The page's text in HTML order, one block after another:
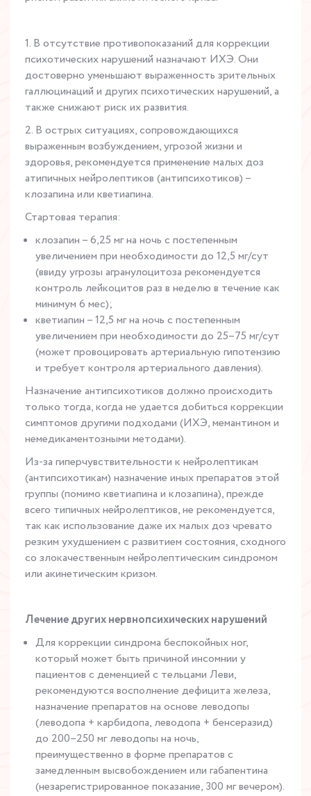
1. В отсутствие противопоказаний для коррекции
психотических нарушений назначают ИХЭ. Они
достоверно уменьшают выраженность зрительных
галлюцинаций и других психотических нарушений, а
также снижают риск их развития.
2. В острых ситуациях, сопровождающихся
выраженным возбуждением, угрозой жизни и
здоровья, рекомендуется применение малых доз
атипичных нейролептиков (антипсихотиков) –
клозапина или кветиапина.
Стартовая терапия:
клозапин – 6,25 мг на ночь с постепенным
увеличением при необходимости до 12,5 мг/сут
(ввиду угрозы агранулоцитоза рекомендуется
контроль лейкоцитов раз в неделю в течение как
минимум 6 мес);
кветиапин – 12,5 мг на ночь с постепенным
увеличением при необходимости до 25–75 мг/сут
(может провоцировать артериальную гипотензию
и требует контроля артериального давления).
Назначение антипсихотиков должно происходить
только тогда, когда не удается добиться коррекции
симптомов другими подходами (ИХЭ, мемантином и
немедикаментозными методами).
Из-за гиперчувствительности к нейролептикам
(антипсихотикам) назначение иных препаратов этой
группы (помимо кветиапина и клозапина), прежде
всего типичных нейролептиков, не рекомендуется,
так как использование даже их малых доз чревато
резким ухудшением с развитием состояния, сходного
со злокачественным нейролептическим синдромом
или акинетическим кризом.
Лечение других нервнопсихических нарушений
Для коррекции синдрома беспокойных ног,
который может быть причиной инсомнии у
пациентов с деменцией с тельцами Леви,
рекомендуются восполнение дефицита железа,
назначение препаратов на основе леводопы
(леводопа + карбидопа, леводопа + бенсеразид)
до 200–250 мг леводопы на ночь,
преимущественно в форме препаратов с
замедленным высвобождением или габапентина
(незарегистрированное показание, 300 мг вечером).